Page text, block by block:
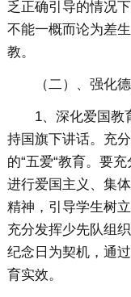
乏正确引导的情况
不能一概而论为差
教。
（二）、强化
1、深化爱国教
持国旗下讲话。充
的“五爱“教育。要
进行爱国主义、集
精神，引导学生树
充分发挥少先队组
纪念日为契机，通
育实效。